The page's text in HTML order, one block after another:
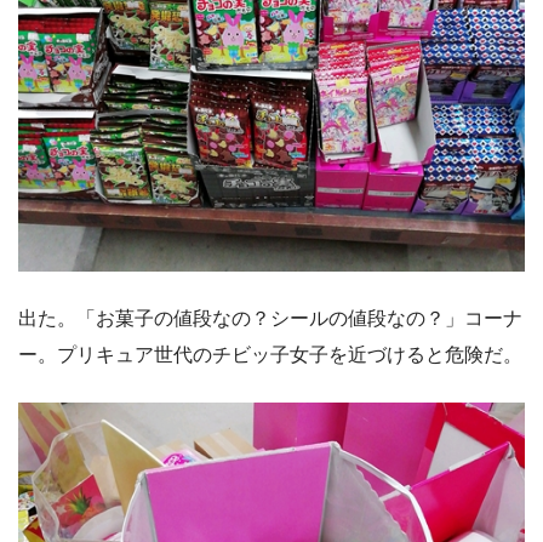
出た。「お菓子の値段なの？シールの値段なの？」コーナ
ー。プリキュア世代のチビッ子女子を近づけると危険だ。